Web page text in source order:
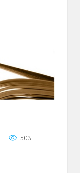
503